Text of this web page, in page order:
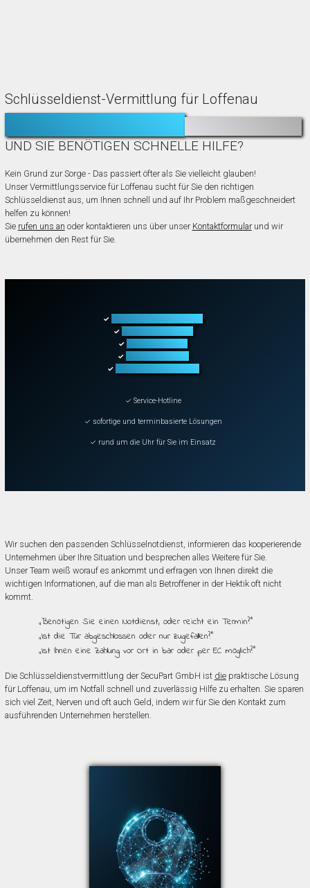
Schlüsseldienst-Vermittlung für Loffenau
TÜR ZUGEFALLEN?
UND SIE BENÖTIGEN SCHNELLE HILFE?
Kein Grund zur Sorge - Das passiert öfter als Sie vielleicht glauben!
Unser Vermittlungsservice für Loffenau sucht für Sie den richtigen
Schlüsseldienst aus, um Ihnen schnell und auf Ihr Problem maßgeschneidert
helfen zu können!
Sie rufen uns an oder kontaktieren uns über unser Kontaktformularund wir
übernehmen den Rest für Sie.
✓
✓
✓
✓
✓
✓ Service-Hotline
✓ sofortige und terminbasierte Lösungen
✓ rund um die Uhr für Sie im Einsatz
Wir suchen den passenden Schlüsselnotdienst, informieren das kooperierende
Unternehmen über Ihre Situation und besprechen alles Weitere für Sie.
Unser Team weiß worauf es ankommt und erfragen von Ihnen direkt die
wichtigen Informationen, auf die man als Betroffener in der Hektik oft nicht
kommt.
„Benötigen Sie einen Notdienst, oder reicht ein Termin?”
„Ist die Tür abgeschlossen oder nur zugefallen?”
„Ist Ihnen eine Zahlung vor Ort in bar oder per EC möglich?”
Die Schlüsseldienstvermittlung der SecuPart GmbH ist diepraktische Lösung
für Loffenau, um im Notfall schnell und zuverlässig Hilfe zu erhalten. Sie sparen
sich viel Zeit, Nerven und oft auch Geld, indem wir für Sie den Kontakt zum
ausführenden Unternehmen herstellen.